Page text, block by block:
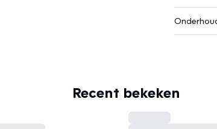
Recent bekeken